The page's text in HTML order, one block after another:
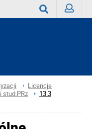
Licencje
stud.PRz
13.3